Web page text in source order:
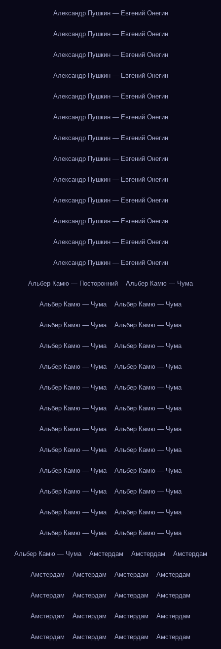
Александр Пушкин — Евгений Онегин
Александр Пушкин — Евгений Онегин
Александр Пушкин — Евгений Онегин
Александр Пушкин — Евгений Онегин
Александр Пушкин — Евгений Онегин
Александр Пушкин — Евгений Онегин
Александр Пушкин — Евгений Онегин
Александр Пушкин — Евгений Онегин
Александр Пушкин — Евгений Онегин
Александр Пушкин — Евгений Онегин
Александр Пушкин — Евгений Онегин
Александр Пушкин — Евгений Онегин
Александр Пушкин — Евгений Онегин
Альбер Камю — Посторонний Альбер Камю — Чума
Альбер Камю — Чума Альбер Камю — Чума
Альбер Камю — Чума Альбер Камю — Чума
Альбер Камю — Чума Альбер Камю — Чума
Альбер Камю — Чума Альбер Камю — Чума
Альбер Камю — Чума Альбер Камю — Чума
Альбер Камю — Чума Альбер Камю — Чума
Альбер Камю — Чума Альбер Камю — Чума
Альбер Камю — Чума Альбер Камю — Чума
Альбер Камю — Чума Альбер Камю — Чума
Альбер Камю — Чума Альбер Камю — Чума
Альбер Камю — Чума Альбер Камю — Чума
Альбер Камю — Чума Альбер Камю — Чума
Альбер Камю — Чума Амстердам Амстердам Амстердам
Амстердам Амстердам Амстердам Амстердам
Амстердам Амстердам Амстердам Амстердам
Амстердам Амстердам Амстердам Амстердам
Амстердам Амстердам Амстердам Амстердам